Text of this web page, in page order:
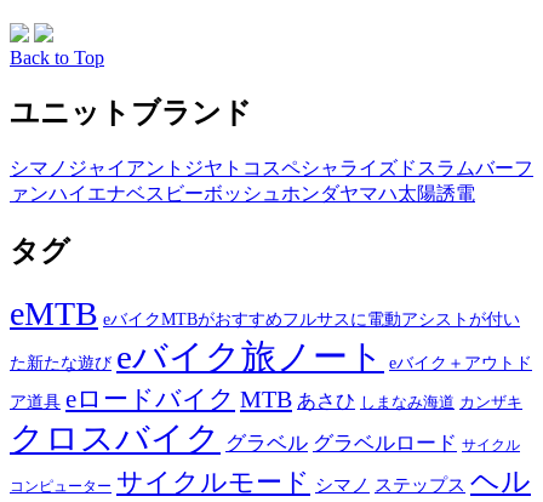
Back to Top
ユニットブランド
シマノ ジャイアント ジヤトコ スペシャライズド スラムバーフ
ァンハイエナベスビーボッシュ ホンダヤマハ太陽誘電
タグ
eMTB eバイクMTBがおすすめフルサスに電動アシストが付い
た新たな遊び eバイク旅ノート
eバイク＋アウトド
ア道具 eロードバイク MTB あさひ しまなみ海道 カンザキ
クロスバイク グラベル グラベルロード サイクル
コンピューター サイクルモード シマノ ステップス ヘル